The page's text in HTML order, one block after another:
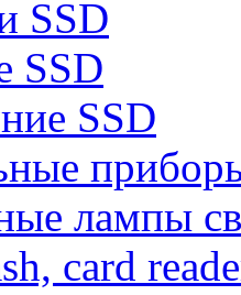
SSD
SSD
SSD
лампы
card